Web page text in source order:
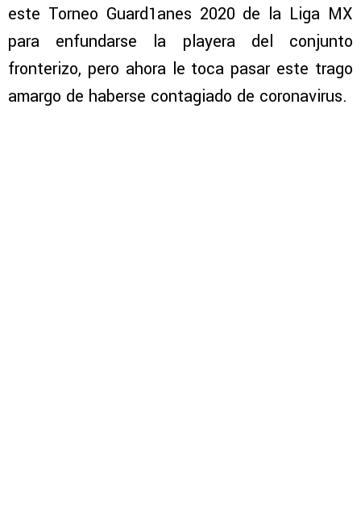
este Torneo Guard1anes 2020 de la Liga MX
para enfundarse la playera del conjunto
fronterizo, pero ahora le toca pasar este trago
amargo de haberse contagiado de coronavirus.